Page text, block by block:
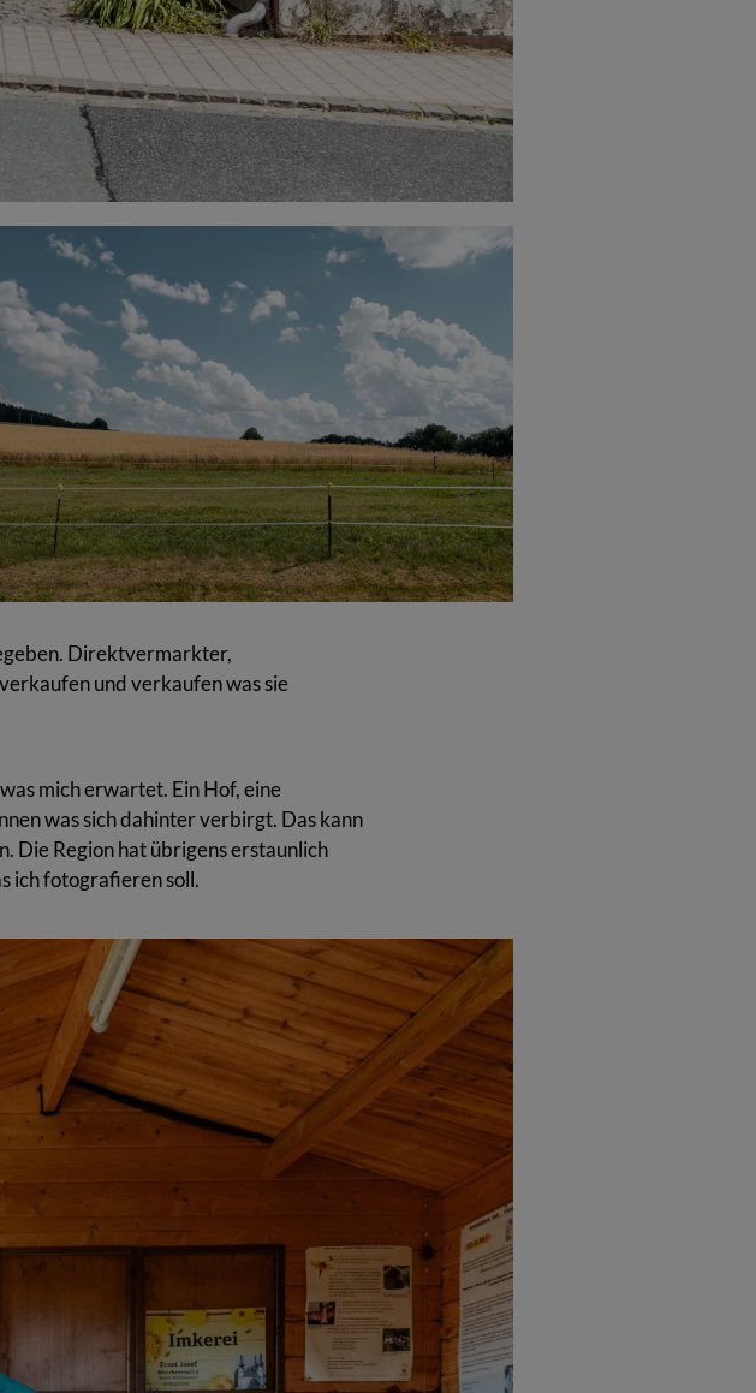
Direktvermarkter,
und verkaufen was sie
mich erwartet. Ein Hof, eine
was sich dahinter verbirgt. Das kann
Die Region hat übrigens erstaunlich
ich fotografieren soll.